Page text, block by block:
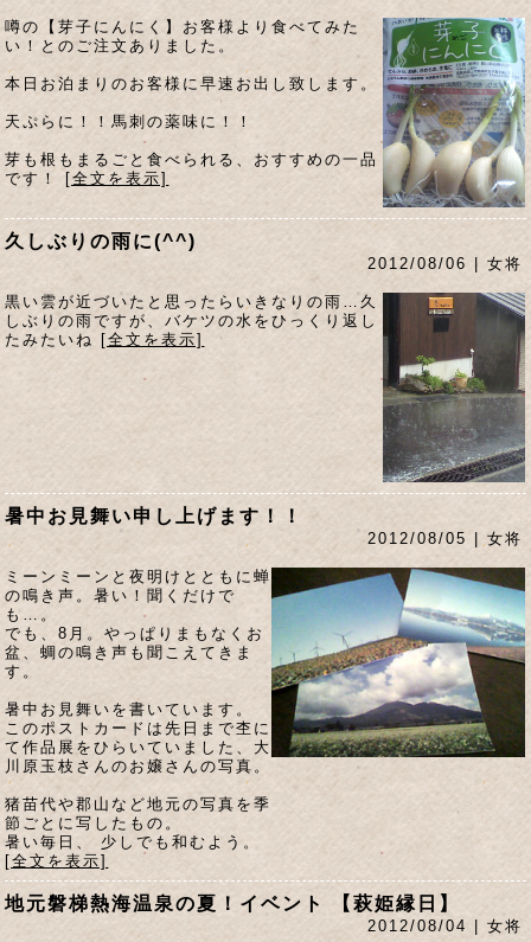
噂の【芽子にんにく】お客様より食べてみた
い！とのご注文ありました。
本日お泊まりのお客様に早速お出し致します。
天ぷらに！！馬刺の薬味に！！
芽も根もまるごと食べられる、おすすめの一品
です！
[全文を表示]
久しぶりの雨に(^^)
2012/08/06 | 女将
黒い雲が近づいたと思ったらいきなりの雨…久
しぶりの雨ですが、バケツの水をひっくり返し
たみたいね
[全文を表示]
暑中お見舞い申し上げます！！
2012/08/05 | 女将
ミーンミーンと夜明けとともに蝉
の鳴き声。暑い！聞くだけで
も…。
でも、8月。やっぱりまもなくお
盆、蜩の鳴き声も聞こえてきま
す。
暑中お見舞いを書いています。
このポストカードは先日まで杢に
て作品展をひらいていました、大
川原玉枝さんのお嬢さんの写真。
猪苗代や郡山など地元の写真を季
節ごとに写したもの。
暑い毎日、 少しでも和むよう。
[全文を表示]
地元磐梯熱海温泉の夏！イベント 【萩姫縁日】
2012/08/04 | 女将